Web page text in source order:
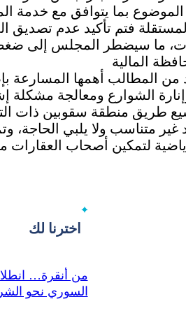
الموضوع بما يتوافق مع خدمة
فتم تأكيد عدم تصديق
ما سيضطر المجلس إلى
المطالب أهمها المسارعة
وإنارة الشوارع ومعالجة مشكلة
طريق منطقة سقوبين ذات
متناسب ولا يلبي الحاجة،
لتمكين أصحاب العقارات
اخترنا لك
من أنقرة…
السوري نحو